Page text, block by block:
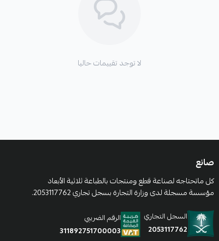
لا توجد تقييمات حاليا
صانع
كل ماتحتاجه لصناعة قطع ومنتجات بالطباعة ثلاثية الأبعاد
مؤسسة مسجلة لدى وزارة التجارة بسجل تجاري 2053117762.
السجل التجاري
2053117762
الرقم الضريبي
311892751700003